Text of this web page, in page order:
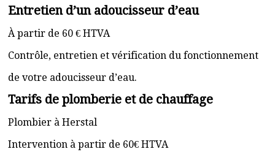
Entretien d’un adoucisseur d’eau
À partir de 60 € HTVA
Contrôle, entretien et vérification du fonctionnement
de votre adoucisseur d’eau.
Tarifs de plomberie et de chauffage
Plombier à Herstal
Intervention à partir de 60€ HTVA